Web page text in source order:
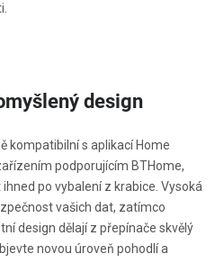
design
kompatibilní s aplikací Home
podporujícím BTHome,
po vybalení z krabice. Vysoká
vašich dat, zatímco
design dělají z přepínače skvělý
novou úroveň pohodlí a